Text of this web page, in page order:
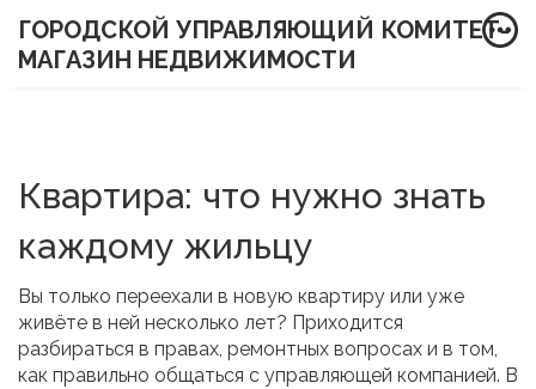
ГОРОДСКОЙ УПРАВЛЯЮЩИЙ КОМИТЕТ-
МАГАЗИН НЕДВИЖИМОСТИ
Квартира: что нужно знать
каждому жильцу
Вы только переехали в новую квартиру или уже
живёте в ней несколько лет? Приходится
разбираться в правах, ремонтных вопросах и в том,
как правильно общаться с управляющей компанией. В